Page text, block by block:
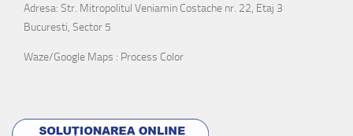
Adresa: Str. Mitropolitul Veniamin Costache nr. 22, Etaj 3
Bucuresti, Sector 5
Waze/Google Maps : Process Color